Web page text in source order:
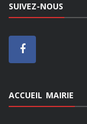
SUIVEZ-NOUS
ACCUEIL MAIRIE